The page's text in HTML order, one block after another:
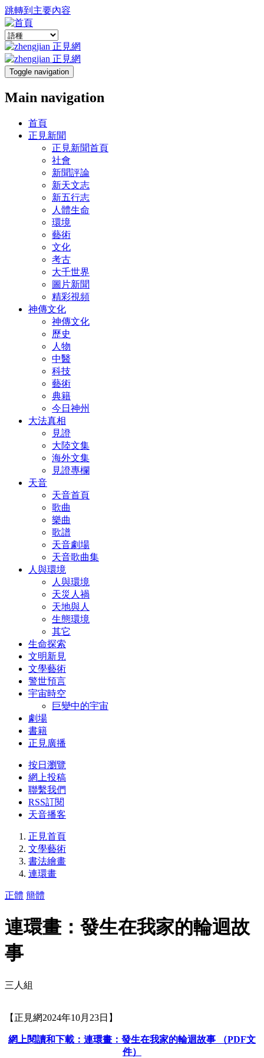
跳轉到主要內容
Toggle navigation
Main navigation
首頁
正見新聞
正見新聞首頁
社會
新聞評論
新天文志
新五行志
人體生命
環境
藝術
文化
考古
大千世界
圖片新聞
精彩視頻
神傳文化
神傳文化
歷史
人物
中醫
科技
藝術
典籍
今日神州
大法真相
見證
大陸文集
海外文集
見證專欄
天音
天音首頁
歌曲
樂曲
歌譜
天音劇場
天音歌曲集
人與環境
人與環境
天災人禍
天地與人
生態環境
其它
生命探索
文明新見
文學藝術
警世預言
宇宙時空
巨變中的宇宙
劇場
書籍
正見廣播
按日瀏覽
網上投稿
聯繫我們
RSS訂閱
天音播客
正見首頁
文學藝術
書法繪畫
連環畫
正體 簡體
連環畫：發生在我家的輪迴故
事
三人組
【正見網2024年10月23日】
網上閱讀和下載：連環畫：發生在我家的輪迴故事 （PDF文
件）